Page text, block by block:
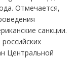
Отмечается,
санкции.
Центральной